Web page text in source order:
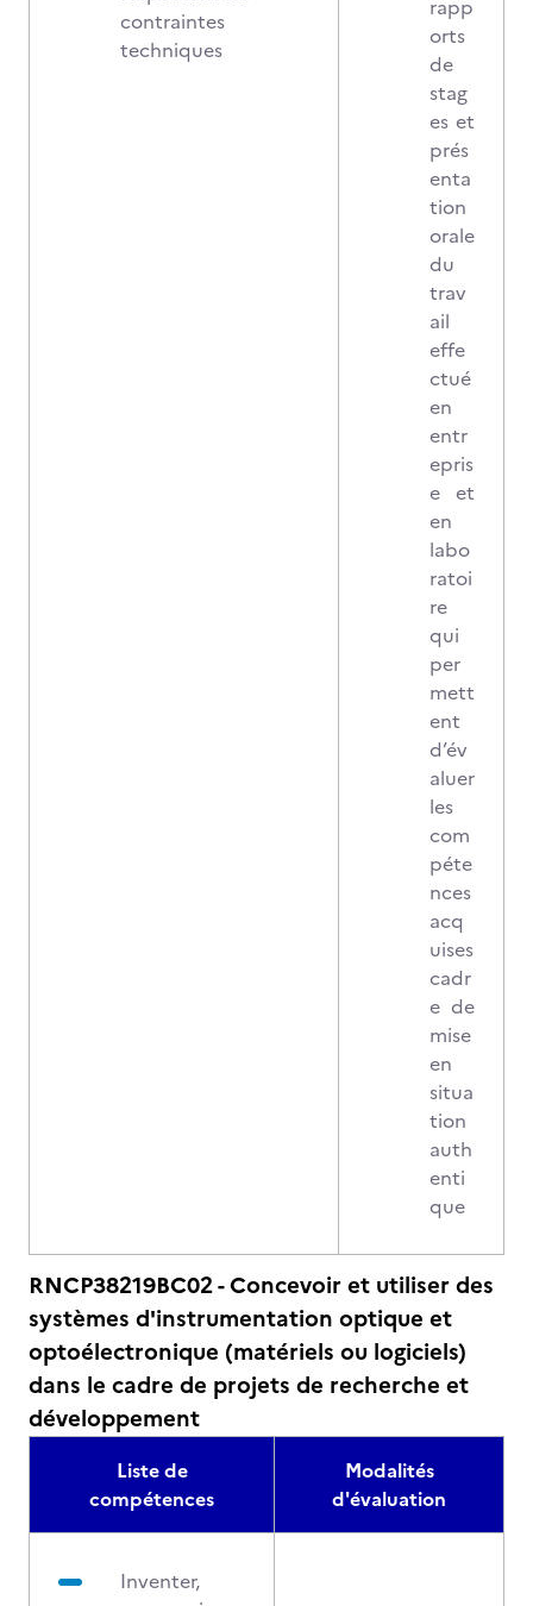
contraintes
techniques
rapp
orts
de
stag
es et
prés
enta
tion
orale
du
trav
ail
effe
ctué
en
entr
epris
e et
en
labo
ratoi
re
qui
per
mett
ent
d’év
aluer
les
com
péte
nces
acq
uises
cadr
e de
mise
en
situa
tion
auth
enti
que
RNCP38219BC02 - Concevoir et utiliser des
systèmes d'instrumentation optique et
optoélectronique (matériels ou logiciels)
dans le cadre de projets de recherche et
développement
Liste de
compétences
Modalités
d'évaluation
Inventer,